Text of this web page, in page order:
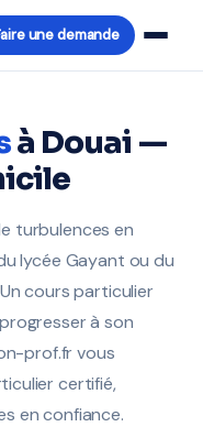
une demande
à Douai —
turbulences en
lycée Gayant ou du
cours particulier
à son
prof.fr vous
certifié,
en confiance.